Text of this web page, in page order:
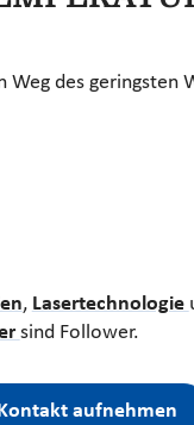
Weg des geringsten
, Lasertechnologie
sind Follower.
aufnehmen